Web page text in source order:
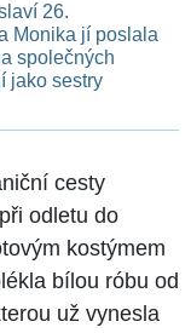
26.
Monika jí poslala
společných
jako sestry
cesty
odletu do
kostýmem
bílou róbu od
už vynesla